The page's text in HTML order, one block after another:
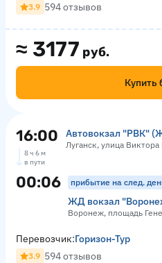
≈ 3177 руб.
Купить
3.9 594 отзывов
16:00 Автовокзал "РВК"
Луганск, улица
8 ч 6 м
в пути
00:06 прибытие на след.
ЖД вокзал
Воронеж, площадь
Перевозчик:Горизон-Тур
3.9 594 отзывов